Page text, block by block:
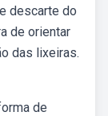
descarte do
de orientar
das lixeiras.
de